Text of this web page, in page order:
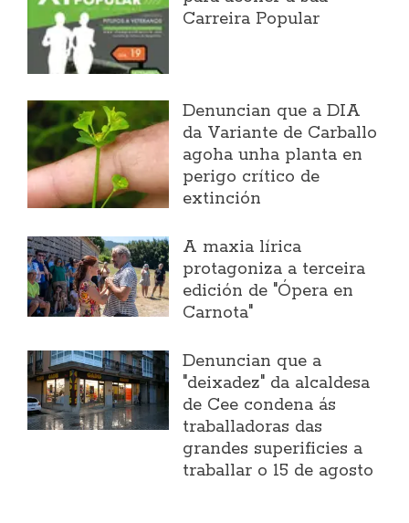
Carreira Popular
Denuncian que a DIA
da Variante de Carballo
agoha unha planta en
perigo crítico de
extinción
A maxia lírica
protagoniza a terceira
edición de "Ópera en
Carnota"
Denuncian que a
"deixadez" da alcaldesa
de Cee condena ás
traballadoras das
grandes superificies a
traballar o 15 de agosto